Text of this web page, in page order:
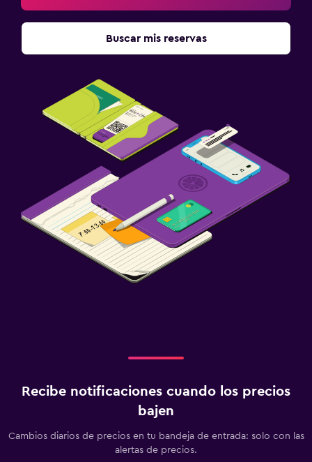
Buscar mis reservas
Recibe notificaciones cuando los precios
bajen
Cambios diarios de precios en tu bandeja de entrada: solo con las
alertas de precios.